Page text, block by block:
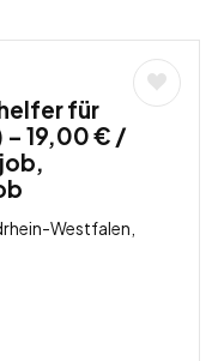
für
19,00 € /
Westfalen,